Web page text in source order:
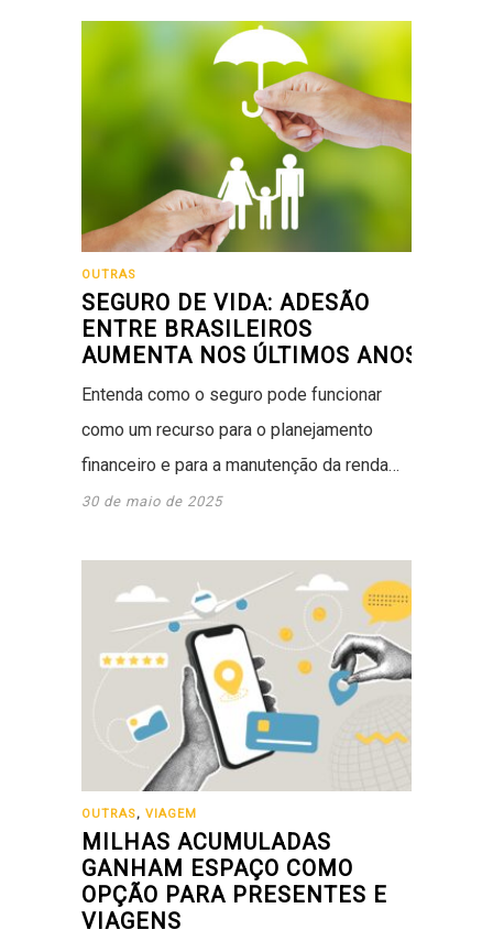
OUTRAS
SEGURO DE VIDA: ADESÃO
ENTRE BRASILEIROS
AUMENTA NOS ÚLTIMOS ANOS
Entenda como o seguro pode funcionar
como um recurso para o planejamento
financeiro e para a manutenção da renda…
30 de maio de 2025
OUTRAS, VIAGEM
MILHAS ACUMULADAS
GANHAM ESPAÇO COMO
OPÇÃO PARA PRESENTES E
VIAGENS